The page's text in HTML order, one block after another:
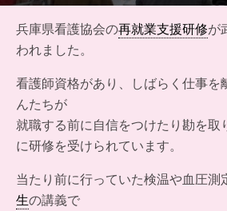
兵庫県看護協会の再就業支援研修が
われました。
看護師資格があり、しばらく仕事を
んたちが
就職する前に自信をつけたり勘を取
に研修を受けられています。
当たり前に行っていた検温や血圧測
生の講義で